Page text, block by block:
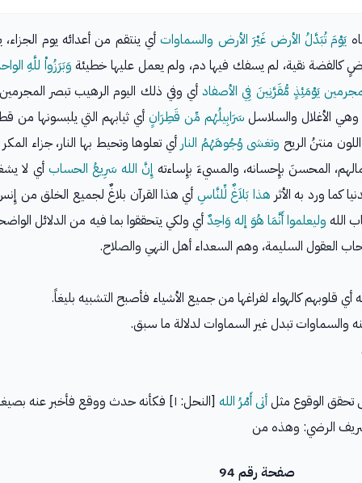
يَوْمَ تُبَدَّلُ الأرض غَيْرَ الأرض والسماوات أي ينتقم من أعدائه يوم
كالفضة نقية، لم يسفك فيها دم، ولم يعمل عليها خطيئة وَبَرَزُواْ للَّهِ
يَوْمَئِذٍ مُّقَرَّنِينَ فِي الأصفادأي وفي ذلك اليوم الرهيب تبصر
وهي الأغلال والسلاسل سَرَابِيلُهُم مِّن قَطِرَانٍ أي ثيابهم التي يلبسونها
منتنُ الريح وتغشى وُجُوهَهُمُ النار أي تعلوها وتحيط بها النار، جزاء المكر
المحسنَ بإِحسانه، والمسيءَ بإِساءته إِنَّ الله سَرِيعُ الحساب أي لا
كما ورد به الأثر هذا بَلاَغٌ لِّلنَّاسِ أي هذا القرآن بلاغٌ لجميع الخلق من
الله وليعلموا أَنَّمَا هُوَ إله وَاحِدٌأي ولكي يتحققوا بما فيه من الدلائل
العقول السليمة، وهم السعداء أهل النهي والصلاح.
قلوبهم كالهواء لفراغها من جميع الأشياء فأصبح التشبيه بليغاً.
تبدل غير السماوات لدلالة ما سبق.
.
تحقق الوقوع مثلأتى أَمْرُ الله [النحل: ١] فكأنه حدث ووقع فأخبر عنه بصيغة الماضي.
الرضي: وهذه من
صفحة رقم 94